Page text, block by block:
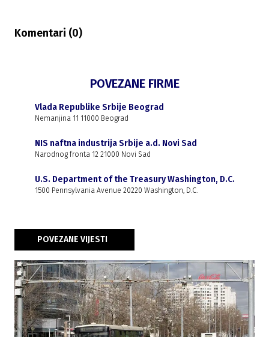
Komentari (0)
POVEZANE FIRME
Vlada Republike Srbije Beograd
Nemanjina 11 11000 Beograd
NIS naftna industrija Srbije a.d. Novi Sad
Narodnog fronta 12 21000 Novi Sad
U.S. Department of the Treasury Washington, D.C.
1500 Pennsylvania Avenue 20220 Washington, D.C.
POVEZANE VIJESTI